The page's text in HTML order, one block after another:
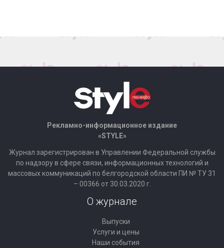
Рекламно-информационное издание
«STYLE»
Журнал зарегистрирован в Управлении Федеральной службы
по надзору в сфере связи, информационных технологий и
массовых коммуникаций по белгородской области ПИ № ТУ 31
– 00366 от 30.03.2020 г.
О журнале
Выпуски
Услуги и цены
Наши события